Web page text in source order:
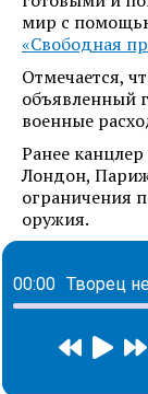
мир с
«Свободная
Отмечается,
объявленный
военные
Ранее
Лондон,
ограничения
оружия.
00:00